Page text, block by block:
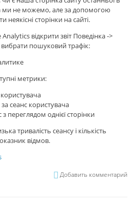
ми не можемо, але за допомогою
сторінки на сайті.
відкрити звіт Поведінка ->
пошуковий трафік:
метрики:
за сеанс користувача
переглядом однієї сторінки
тривалість сеансу і кількість
відмов.
Добавить комментарий